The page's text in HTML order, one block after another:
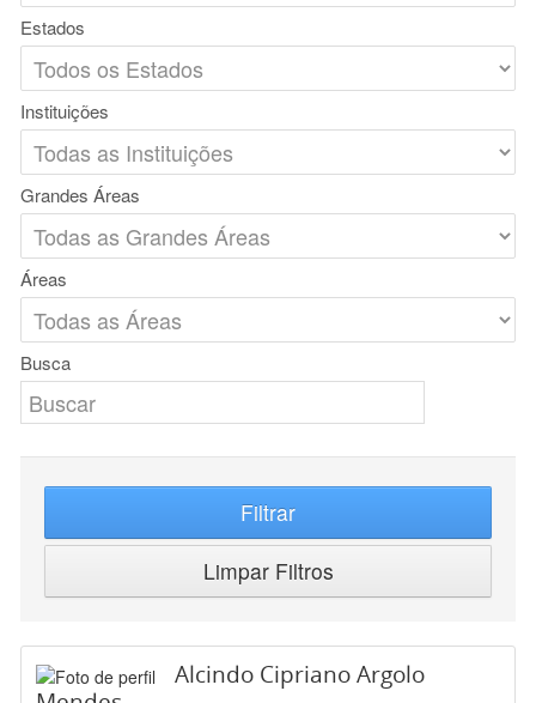
Estados
Instituições
Grandes Áreas
Áreas
Busca
Filtrar
Limpar Filtros
Alcindo Cipriano Argolo